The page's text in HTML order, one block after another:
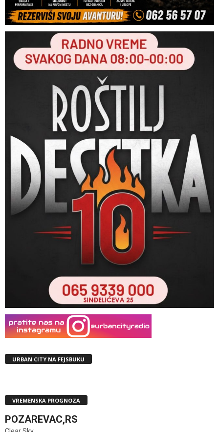
URBAN CITY NA FEJSBUKU
VREMENSKA PROGNOZA
POZAREVAC,RS